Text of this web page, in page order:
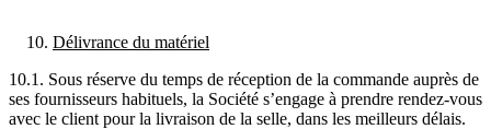
Délivrance du matériel
10.1. Sous réserve du temps de réception de la commande auprès de
ses fournisseurs habituels, la Société s’engage à prendre rendez-vous
avec le client pour la livraison de la selle, dans les meilleurs délais.